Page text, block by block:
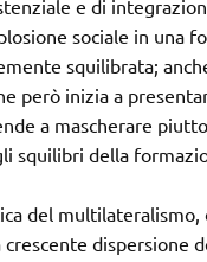
e di
sociale in una
squilibrata;
però inizia a
a mascherare
squilibri della
del multilateralismo,
dispersione